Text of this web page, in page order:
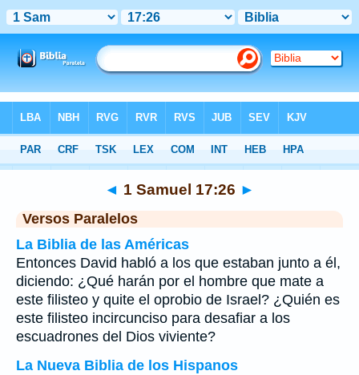
>1 Samuel Capítulo 17 > Verso 26
◄ 1 Samuel 17:26 ►
Versos Paralelos
La Biblia de las Américas
Entonces David habló a los que estaban junto a él,
diciendo: ¿Qué harán por el hombre que mate a
este filisteo y quite el oprobio de Israel? ¿Quién es
este filisteo incircunciso para desafiar a los
escuadrones del Dios viviente?
La Nueva Biblia de los Hispanos